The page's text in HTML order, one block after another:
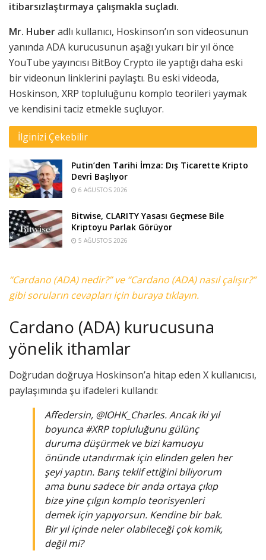
itibarsızlaştırmaya çalışmakla suçladı.
Mr. Huberadlı kullanıcı, Hoskinson’ın son videosunun
yanında ADA kurucusunun aşağı yukarı bir yıl önce
YouTube yayıncısı BitBoy Crypto ile yaptığı daha eski
bir videonun linklerini paylaştı. Bu eski videoda,
Hoskinson, XRP topluluğunu komplo teorileri yaymak
ve kendisini taciz etmekle suçluyor.
İlginizi Çekebilir
Putin’den Tarihi İmza: Dış Ticarette Kripto
Devri Başlıyor
6 AĞUSTOS 2026
Bitwise, CLARITY Yasası Geçmese Bile
Kriptoyu Parlak Görüyor
5 AĞUSTOS 2026
“Cardano (ADA) nedir?” ve “Cardano (ADA) nasıl çalışır?”
gibi soruların cevapları için buraya tıklayın.
Cardano (ADA) kurucusuna
yönelik ithamlar
Doğrudan doğruya Hoskinson’a hitap eden X kullanıcısı,
paylaşımında şu ifadeleri kullandı:
Affedersin, @IOHK_Charles. Ancak iki yıl
boyunca #XRP topluluğunu gülünç
duruma düşürmek ve bizi kamuoyu
önünde utandırmak için elinden gelen her
şeyi yaptın. Barış teklif ettiğini biliyorum
ama bunu sadece bir anda ortaya çıkıp
bize yine çılgın komplo teorisyenleri
demek için yapıyorsun. Kendine bir bak.
Bir yıl içinde neler olabileceği çok komik,
değil mi?